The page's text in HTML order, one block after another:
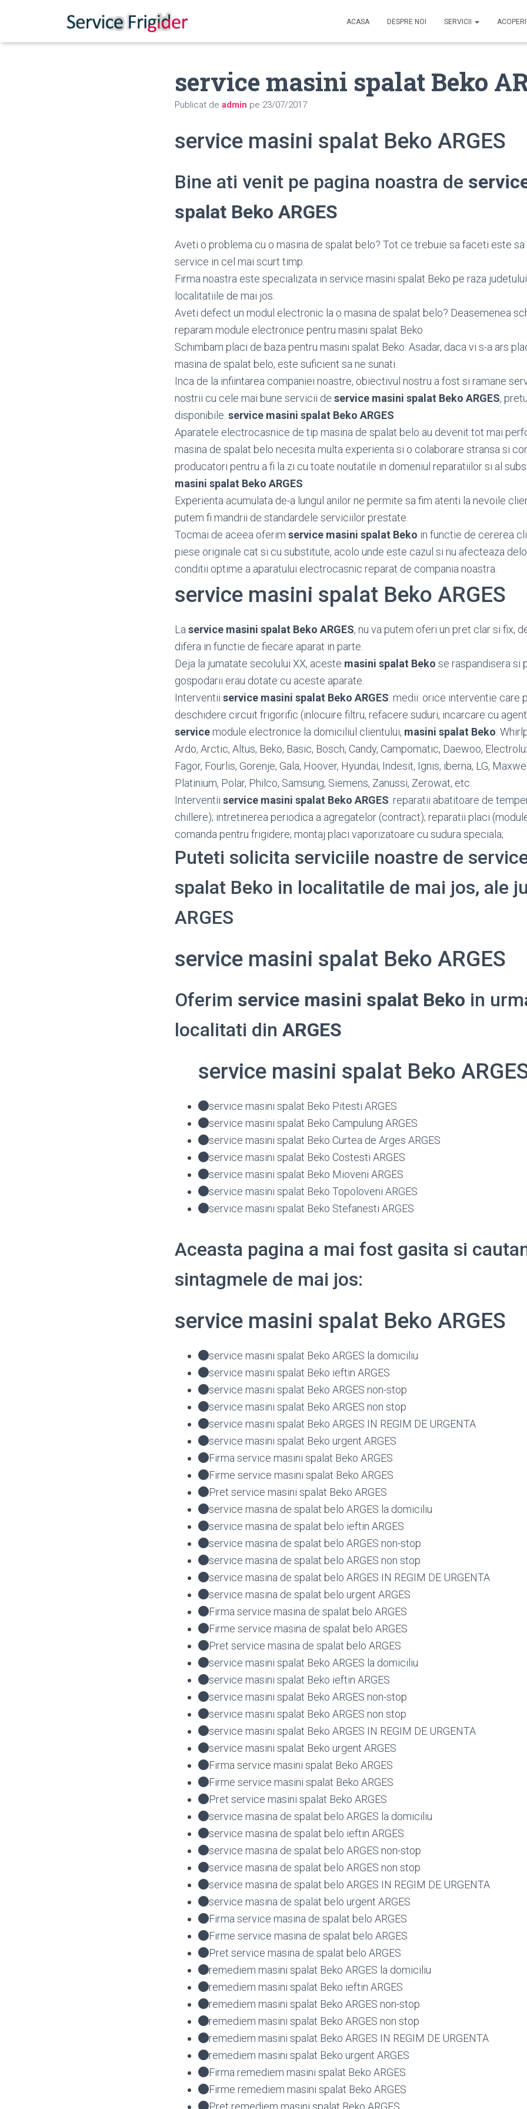
ACASA DESPRE NOI SERVICII
service masini spalat Beko
Publicat de admin pe 23/07/2017
service masini spalat Beko ARGES
Bine ati venit pe pagina noastra de
spalat Beko ARGES
Aveti o problema cu o masina de spalat belo? Tot ce trebuie sa faceti este
service in cel mai scurt timp.
Firma noastra este specializata in service masini spalat Beko pe raza judetului
localitatiile de mai jos.
Aveti defect un modul electronic la o masina de spalat belo? Deasemenea
reparam module electronice pentru masini spalat Beko
Schimbam placi de baza pentru masini spalat Beko. Asadar, daca vi s-a ars
masina de spalat belo, este suficient sa ne sunati.
Inca de la infiintarea companiei noastre, obiectivul nostru a fost si ramane
nostrii cu cele mai bune servicii de service masini spalat Beko ARGES,
disponibile. service masini spalat Beko ARGES
Aparatele electrocasnice de tip masina de spalat belo au devenit tot mai
masina de spalat belo necesita multa experienta si o colaborare stransa si
producatori pentru a fi la zi cu toate noutatile in domeniul reparatiilor si al
masini spalat Beko ARGES
Experienta acumulata de-a lungul anilor ne permite sa fim atenti la nevoile
putem fi mandrii de standardele serviciilor prestate.
Tocmai de aceea oferim service masini spalat Beko in functie de cererea
piese originale cat si cu substitute, acolo unde este cazul si nu afecteaza
conditii optime a aparatului electrocasnic reparat de compania noastra.
service masini spalat Beko ARGES
La service masini spalat Beko ARGES, nu va putem oferi un pret clar si fix,
difera in functie de fiecare aparat in parte.
Deja la jumatate secolului XX, aceste masini spalat Beko se raspandisera si
gospodarii erau dotate cu aceste aparate.
Interventii service masini spalat Beko ARGES: medii: orice interventie care
deschidere circuit frigorific (inlocuire filtru, refacere suduri, incarcare cu
service module electronice la domiciliul clientului, masini spalat Beko:
Ardo, Arctic, Altus, Beko, Basic, Bosch, Candy, Campomatic, Daewoo,
Fagor, Fourlis, Gorenje, Gala, Hoover, Hyundai, Indesit, Ignis, iberna, LG,
Platinium, Polar, Philco, Samsung, Siemens, Zanussi, Zerowat, etc
Interventii service masini spalat Beko ARGES: reparatii abatitoare de
chillere); intretinerea periodica a agregatelor (contract); reparatii placi
comanda pentru frigidere; montaj placi vaporizatoare cu sudura speciala;
Puteti solicita serviciile noastre de
spalat Beko in localitatile de mai jos, ale
ARGES
service masini spalat Beko ARGES
Oferim service masini spalat Beko in
localitati din ARGES
service masini spalat Beko
service masini spalat Beko Pitesti ARGES
service masini spalat Beko Campulung ARGES
service masini spalat Beko Curtea de Arges ARGES
service masini spalat Beko Costesti ARGES
service masini spalat Beko Mioveni ARGES
service masini spalat Beko Topoloveni ARGES
service masini spalat Beko Stefanesti ARGES
Aceasta pagina a mai fost gasita si
sintagmele de mai jos:
service masini spalat Beko ARGES
service masini spalat Beko ARGES la domiciliu
service masini spalat Beko ieftin ARGES
service masini spalat Beko ARGES non-stop
service masini spalat Beko ARGES non stop
service masini spalat Beko ARGES IN REGIM DE URGENTA
service masini spalat Beko urgent ARGES
Firma service masini spalat Beko ARGES
Firme service masini spalat Beko ARGES
Pret service masini spalat Beko ARGES
service masina de spalat belo ARGES la domiciliu
service masina de spalat belo ieftin ARGES
service masina de spalat belo ARGES non-stop
service masina de spalat belo ARGES non stop
service masina de spalat belo ARGES IN REGIM DE URGENTA
service masina de spalat belo urgent ARGES
Firma service masina de spalat belo ARGES
Firme service masina de spalat belo ARGES
Pret service masina de spalat belo ARGES
service masini spalat Beko ARGES la domiciliu
service masini spalat Beko ieftin ARGES
service masini spalat Beko ARGES non-stop
service masini spalat Beko ARGES non stop
service masini spalat Beko ARGES IN REGIM DE URGENTA
service masini spalat Beko urgent ARGES
Firma service masini spalat Beko ARGES
Firme service masini spalat Beko ARGES
Pret service masini spalat Beko ARGES
service masina de spalat belo ARGES la domiciliu
service masina de spalat belo ieftin ARGES
service masina de spalat belo ARGES non-stop
service masina de spalat belo ARGES non stop
service masina de spalat belo ARGES IN REGIM DE URGENTA
service masina de spalat belo urgent ARGES
Firma service masina de spalat belo ARGES
Firme service masina de spalat belo ARGES
Pret service masina de spalat belo ARGES
remediem masini spalat Beko ARGES la domiciliu
remediem masini spalat Beko ieftin ARGES
remediem masini spalat Beko ARGES non-stop
remediem masini spalat Beko ARGES non stop
remediem masini spalat Beko ARGES IN REGIM DE URGENTA
remediem masini spalat Beko urgent ARGES
Firma remediem masini spalat Beko ARGES
Firme remediem masini spalat Beko ARGES
Pret remediem masini spalat Beko ARGES